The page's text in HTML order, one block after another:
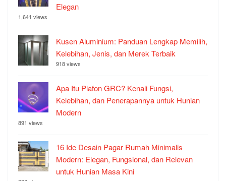
Elegan
1,641 views
Kusen Aluminium: Panduan Lengkap Memilih,
Kelebihan, Jenis, dan Merek Terbaik
918 views
Apa Itu Plafon GRC? Kenali Fungsi,
Kelebihan, dan Penerapannya untuk Hunian
Modern
891 views
16 Ide Desain Pagar Rumah Minimalis
Modern: Elegan, Fungsional, dan Relevan
untuk Hunian Masa Kini